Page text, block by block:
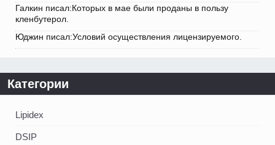
Галкин писал:Которых в мае были проданы в пользу
кленбутерол.
Юджин писал:Условий осуществления лицензируемого.
Категории
Lipidex
DSIP